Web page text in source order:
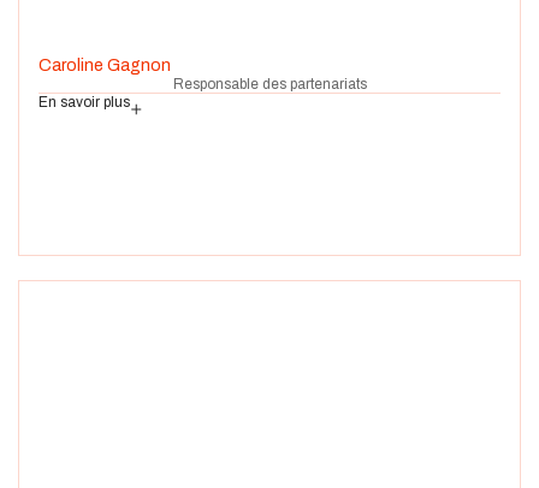
Caroline Gagnon
Responsable des partenariats
En savoir plus